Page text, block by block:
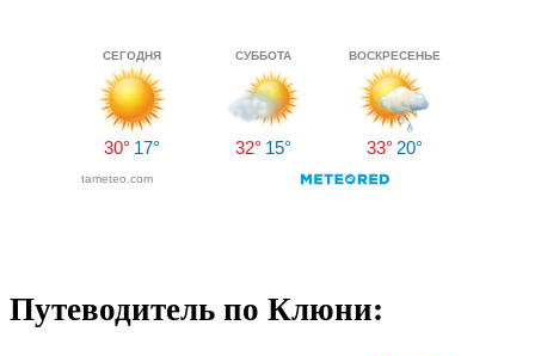
Путеводитель по Клюни: